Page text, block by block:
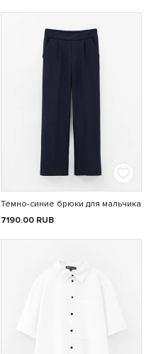
Тёмно-синие брюки для мальчика
7190.00 RUB